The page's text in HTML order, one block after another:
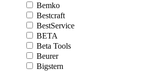
Bemko
Bestcraft
BestService
BETA
Beta Tools
Beurer
Bigstern